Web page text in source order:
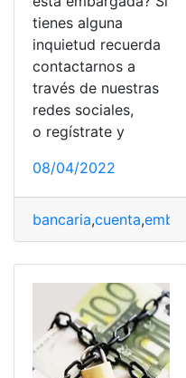
tienes alguna
inquietud recuerda
contactarnos a
través de nuestras
redes sociales,
o regístrate y
08/04/2022
bancaria,cuenta,